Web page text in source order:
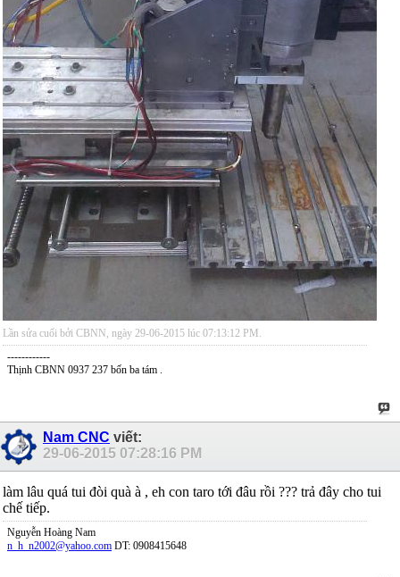
Lần sửa cuối bởi CBNN, ngày 29-06-2015 lúc 07:13:12 PM .
------------
Thịnh CBNN 0937 237 bốn ba tám .
Nam CNC viết:
29-06-2015 07:28:16 PM
làm lâu quá tui đòi quà à , eh con taro tới đâu rồi ??? trả đây cho tui
chế tiếp.
Nguyễn Hoàng Nam
n_h_n2002@yahoo.com DT: 0908415648